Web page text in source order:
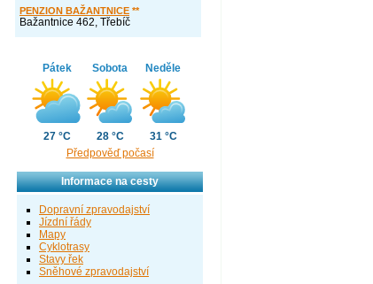
PENZION BAŽANTNICE **
Bažantnice 462, Třebíč
Pátek
27 °C
Sobota
28 °C
Neděle
31 °C
Předpověď počasí
Informace na cesty
Dopravní zpravodajství
Jízdní řády
Mapy
Cyklotrasy
Stavy řek
Sněhové zpravodajství